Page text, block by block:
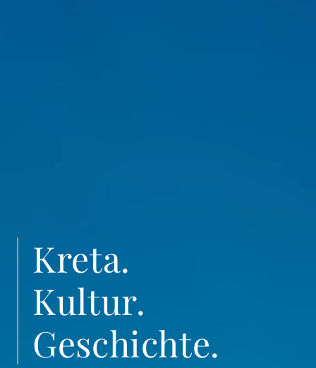
Kreta.
Kultur.
Geschichte.